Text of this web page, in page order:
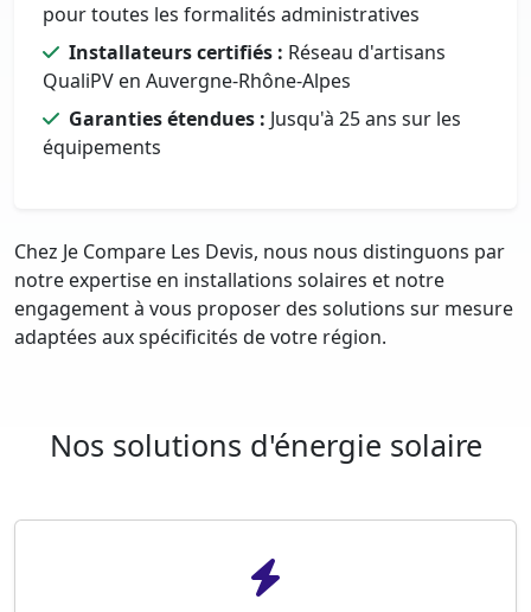
pour toutes les formalités administratives
Installateurs certifiés : Réseau d'artisans
QualiPV en Auvergne-Rhône-Alpes
Garanties étendues : Jusqu'à 25 ans sur les
équipements
Chez Je Compare Les Devis, nous nous distinguons par
notre expertise en installations solaires et notre
engagement à vous proposer des solutions sur mesure
adaptées aux spécificités de votre région.
Nos solutions d'énergie solaire